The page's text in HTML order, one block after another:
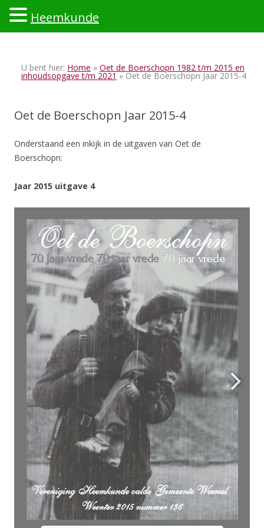
U bent hier: Home » Oet de Boerschopn 1982 t/m 2015 en
inhoudsopgave t/m 2021» Oet de Boerschopn Jaar 2015-4
Oet de Boerschopn Jaar 2015-4
Onderstaand een inkijk in de uitgaven van Oet de
Boerschopn:
Jaar 2015 uitgave 4
Heemkunde